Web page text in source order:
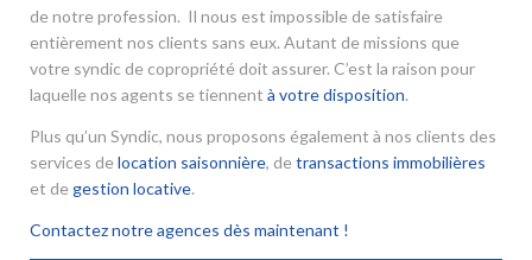
de notre profession. Il nous est impossible de satisfaire
entièrement nos clients sans eux. Autant de missions que
votre syndic de copropriété doit assurer. C’est la raison pour
laquelle nos agents se tiennent à votre disposition.
Plus qu’un Syndic, nous proposons également à nos clients des
services de location saisonnière, de transactions immobilières
et de gestion locative.
Contactez notre agences dès maintenant !